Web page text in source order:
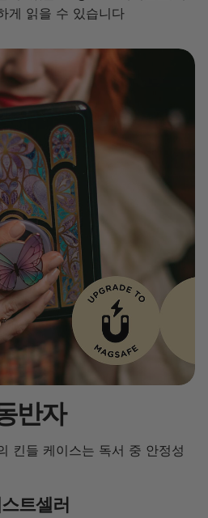
게 읽을 수 있습니다
반자
킨들 케이스는 독서 중 안정성
트셀러